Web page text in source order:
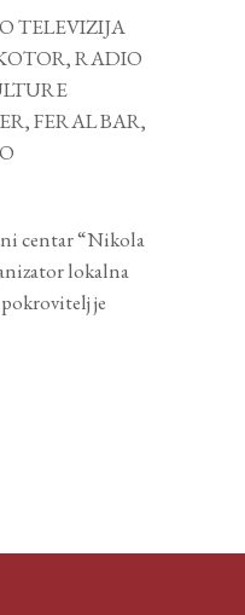
TELEVIZIJA
RADIO
FERAL BAR,
centar “Nikola
lokalna
je